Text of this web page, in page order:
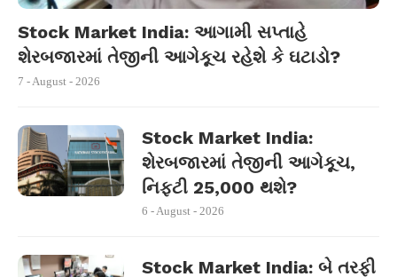
Stock Market India: આગામી સપ્તાહે
શેરબજારમાં તેજીની આગેકૂચ રહેશે કે ઘટાડો?
7 - August - 2026
Stock Market India:
શેરબજારમાં તેજીની આગેકૂચ,
નિફ્ટી 25,000 થશે?
6 - August - 2026
Stock Market India: બે તરફી